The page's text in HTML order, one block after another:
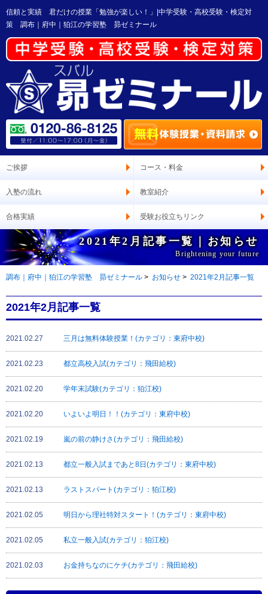
信頼と実績 君だけの授業「勉強が楽しい！」|中学受験・高校受験・検定対
策 調布｜府中｜狛江の学習塾 昴ゼミナール
ご挨拶 コース・料金
入塾の流れ 教室紹介
合格実績 受験お役立ちリンク
2021年2月記事一覧｜お知らせ
Brightening your future
調布｜府中｜狛江の学習塾 昴ゼミナール > お知らせ > 2021年2月記事一覧
2021年2月記事一覧
2021.02.27 三月は無料体験授業！(カテゴリ：東府中校)
2021.02.23 都立高校入試(カテゴリ：飛田給校)
2021.02.20 学年末試験(カテゴリ：狛江校)
2021.02.20 いよいよ明日！！(カテゴリ：東府中校)
2021.02.19 嵐の前の静けさ(カテゴリ：飛田給校)
2021.02.13 都立一般入試まであと8日(カテゴリ：東府中校)
2021.02.13 ラストスパート(カテゴリ：狛江校)
2021.02.05 明日から理社特対スタート！(カテゴリ：東府中校)
2021.02.05 私立一般入試(カテゴリ：狛江校)
2021.02.03 お金持ちなのにケチ(カテゴリ：飛田給校)